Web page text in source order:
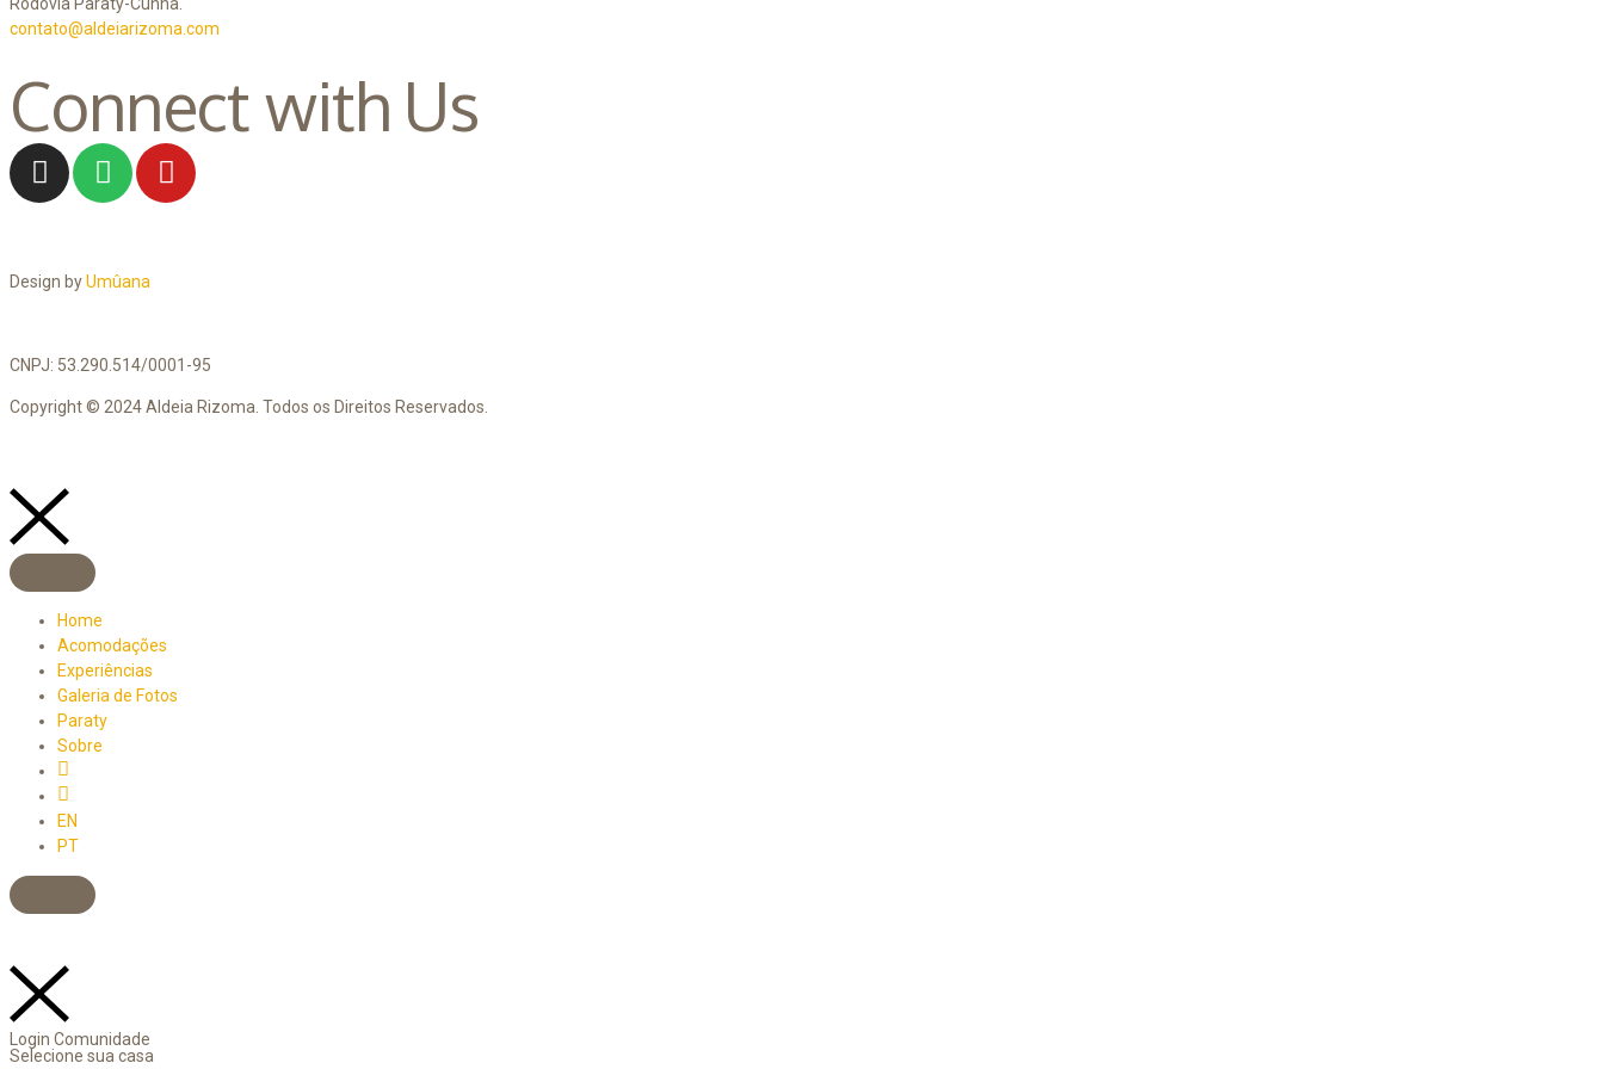
contato@aldeiarizoma.com
Connect with Us
Design byUmûana
CNPJ: 53.290.514/0001-95
Copyright © 2024 Aldeia Rizoma. Todos os Direitos Reservados.
Home
Acomodações
Experiências
Galeria de Fotos
Paraty
Sobre
Item
EN
PT
Login Comunidade
Selecione sua casa